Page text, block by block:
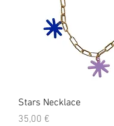
Stars Necklace
Цена
35,00 €